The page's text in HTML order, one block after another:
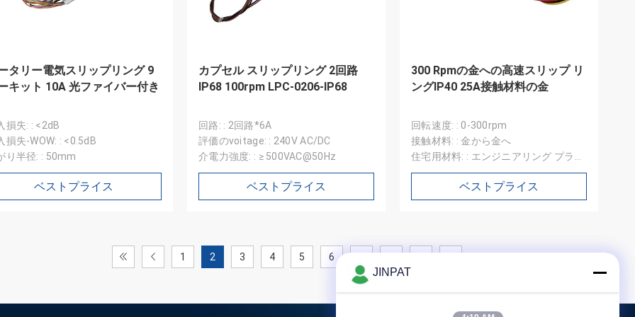
タリー電気スリップリング 9
キット 10A 光ファイバー付き
損失: : <2dB
損失-WOW: : <0.5dB
り半径: : 50mm
ベストプライス
カプセル スリップリング 2回路
IP68 100rpm LPC-0206-IP68
回路: : 2回路*6A
評価のvoitage: : 240V AC/DC
介電力強度: : ≥ 500VAC@50Hz
ベストプライス
300 Rpmの金への高速スリップ リ
ングIP40 25A接触材料の金
回転速度: : 0-300rpm
接触材料: : 金から金へ
住宅用材料: : エンジニアリング プラス
チック
ベストプライス
1 2 3 4 5 6
JINPAT